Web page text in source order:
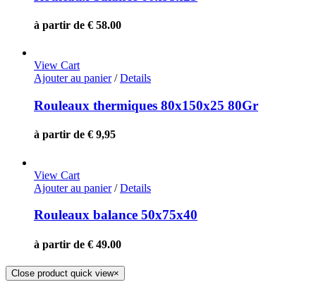
à partir de € 58.00
View Cart
Ajouter au panier/ Details
Rouleaux thermiques 80x150x25 80Gr
à partir de € 9,95
View Cart
Ajouter au panier/ Details
Rouleaux balance 50x75x40
à partir de € 49.00
Close product quick view×